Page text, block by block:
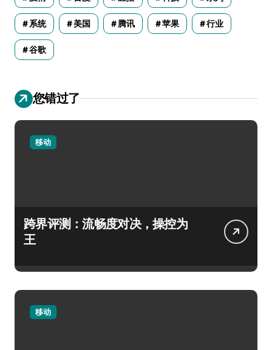
系统 美国 腾讯 苹果 行业
谷歌
您错过了
移动
跨界评测：流畅度对决，操控为
王
移动